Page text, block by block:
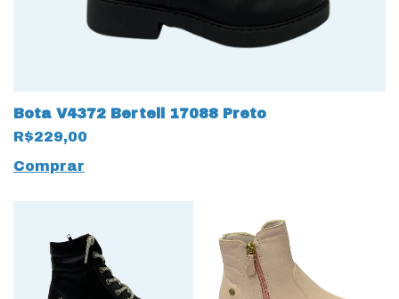
Bota V4372 Berteli 17088 Preto
R$229,00
Comprar